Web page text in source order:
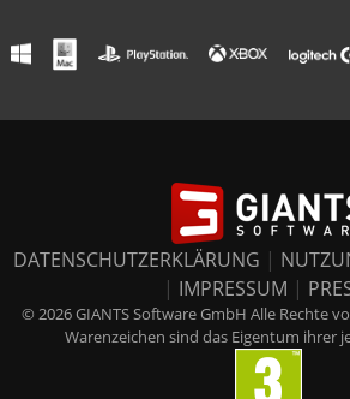
DATENSCHUTZERKLÄRUNG |
| IMPRESSUM |
© 2026 GIANTS Software GmbH Alle Rechte
Warenzeichen sind das Eigentum ihrer